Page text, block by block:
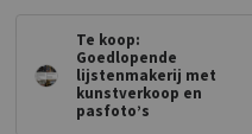
Te koop:
Goedlopende
lijstenmakerij met
kunstverkoop en
pasfoto’s